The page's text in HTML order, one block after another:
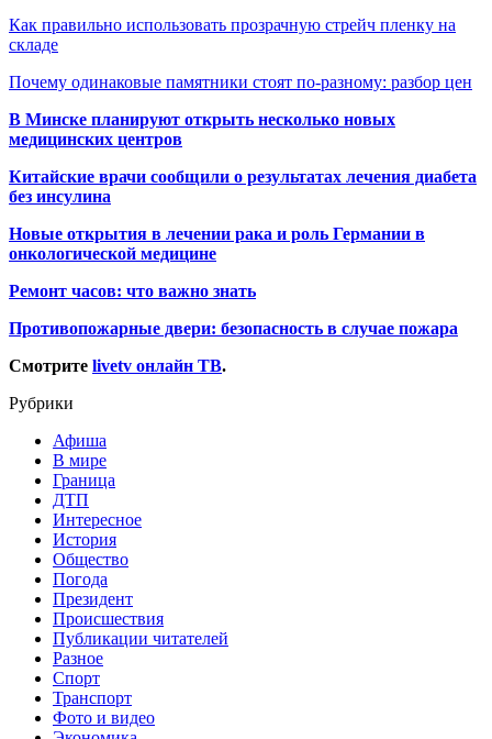
Как правильно использовать прозрачную стрейч пленку на
складе
Почему одинаковые памятники стоят по-разному: разбор цен
В Минске планируют открыть несколько новых
медицинских центров
Китайские врачи сообщили о результатах лечения диабета
без инсулина
Новые открытия в лечении рака и роль Германии в
онкологической медицине
Ремонт часов: что важно знать
Противопожарные двери: безопасность в случае пожара
Смотрите livetv онлайн ТВ.
Рубрики
Афиша
В мире
Граница
ДТП
Интересное
История
Общество
Погода
Президент
Происшествия
Публикации читателей
Разное
Спорт
Транспорт
Фото и видео